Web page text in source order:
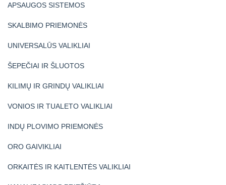
APSAUGOS SISTEMOS
SKALBIMO PRIEMONĖS
UNIVERSALŪS VALIKLIAI
ŠEPEČIAI IR ŠLUOTOS
KILIMŲ IR GRINDŲ VALIKLIAI
VONIOS IR TUALETO VALIKLIAI
INDŲ PLOVIMO PRIEMONĖS
ORO GAIVIKLIAI
ORKAITĖS IR KAITLENTĖS VALIKLIAI